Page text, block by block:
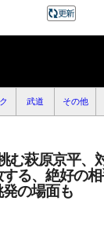
武道 その他
む萩原京平、
る、絶好の
の場面も